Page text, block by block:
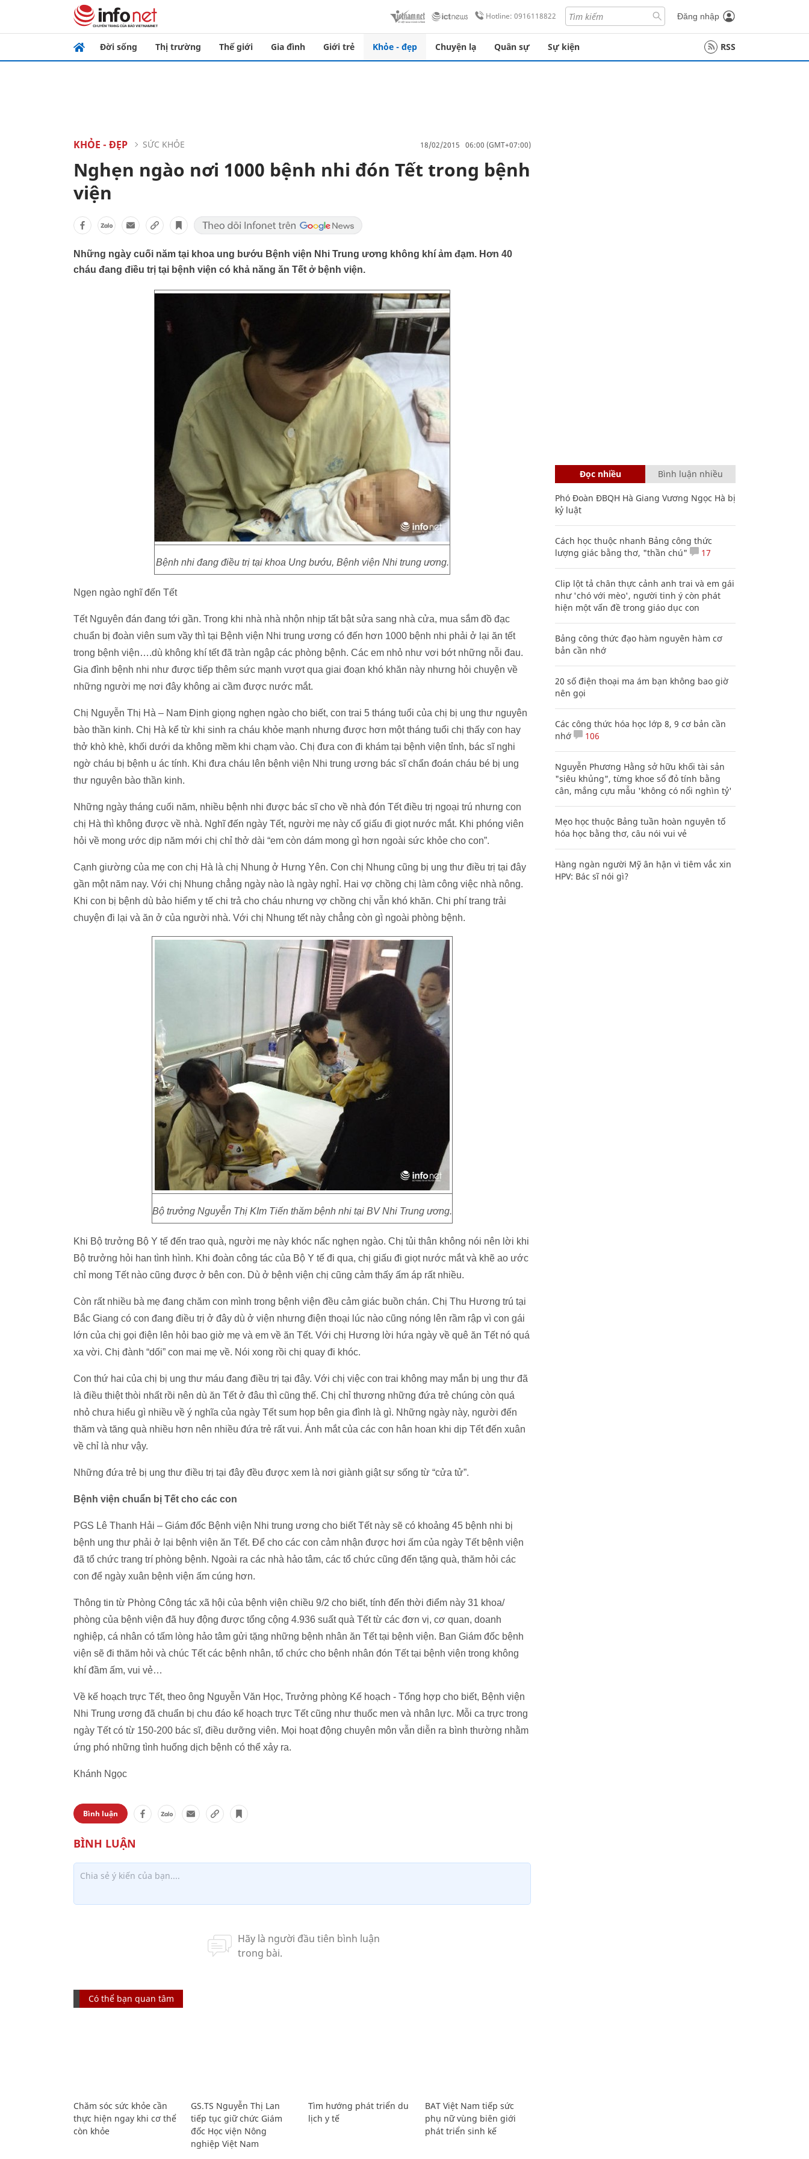
Hotline: 0916118822 Đăng nhập
Đời sống Thị trường Thế giới Gia đình Giới trẻ Khỏe - đẹp Chuyện lạ Quân sự Sự kiện RSS
KHỎE - ĐẸP SỨC KHỎE 18/02/2015 06:00 (GMT+07:00)
Nghẹn ngào nơi 1000 bệnh nhi đón Tết trong bệnh
viện
Những ngày cuối năm tại khoa ung bướu Bệnh viện Nhi Trung ương không khí ảm đạm. Hơn 40
cháu đang điều trị tại bệnh viện có khả năng ăn Tết ở bệnh viện.
Bệnh nhi đang điều trị tại khoa Ung bướu, Bệnh viện Nhi trung ương.
Ngẹn ngào nghĩ đến Tết
Tết Nguyên đán đang tới gần. Trong khi nhà nhà nhộn nhịp tất bật sửa sang nhà cửa, mua sắm đồ đạc
chuẩn bị đoàn viên sum vầy thì tại Bệnh viện Nhi trung ương có đến hơn 1000 bệnh nhi phải ở lại ăn tết
trong bệnh viện….dù không khí tết đã tràn ngập các phòng bệnh. Các em nhỏ như vơi bớt những nỗi đau.
Gia đình bệnh nhi như được tiếp thêm sức mạnh vượt qua giai đoạn khó khăn này nhưng hỏi chuyện về
những người mẹ nơi đây không ai cầm được nước mắt.
Chị Nguyễn Thị Hà – Nam Định giọng nghẹn ngào cho biết, con trai 5 tháng tuổi của chị bị ung thư nguyên
bào thần kinh. Chị Hà kể từ khi sinh ra cháu khỏe mạnh nhưng được hơn một tháng tuổi chị thấy con hay
thở khò khè, khối dưới da không mềm khi chạm vào. Chị đưa con đi khám tại bệnh viện tỉnh, bác sĩ nghi
ngờ cháu bị bệnh u ác tính. Khi đưa cháu lên bệnh viện Nhi trung ương bác sĩ chẩn đoán cháu bé bị ung
thư nguyên bào thần kinh.
Những ngày tháng cuối năm, nhiều bệnh nhi được bác sĩ cho về nhà đón Tết điều trị ngoại trú nhưng con
chị Hà thì không được về nhà. Nghĩ đến ngày Tết, người mẹ này cố giấu đi giọt nước mắt. Khi phóng viên
hỏi về mong ước dịp năm mới chị chỉ thở dài “em còn dám mong gì hơn ngoài sức khỏe cho con”.
Cạnh giường của mẹ con chị Hà là chị Nhung ở Hưng Yên. Con chị Nhung cũng bị ung thư điều trị tại đây
gần một năm nay. Với chị Nhung chẳng ngày nào là ngày nghỉ. Hai vợ chồng chị làm công việc nhà nông.
Khi con bị bệnh dù bảo hiểm y tế chi trả cho cháu nhưng vợ chồng chị vẫn khó khăn. Chi phí trang trải
chuyện đi lại và ăn ở của người nhà. Với chị Nhung tết này chẳng còn gì ngoài phòng bệnh.
Bộ trưởng Nguyễn Thị KIm Tiến thăm bệnh nhi tại BV Nhi Trung ương.
Khi Bộ trưởng Bộ Y tế đến trao quà, người mẹ này khóc nấc nghẹn ngào. Chị tủi thân không nói nên lời khi
Bộ trưởng hỏi han tình hình. Khi đoàn công tác của Bộ Y tế đi qua, chị giấu đi giọt nước mắt và khẽ ao ước
chỉ mong Tết nào cũng được ở bên con. Dù ở bệnh viện chị cũng cảm thấy ấm áp rất nhiều.
Còn rất nhiều bà mẹ đang chăm con mình trong bệnh viện đều cảm giác buồn chán. Chị Thu Hương trú tại
Bắc Giang có con đang điều trị ở đây dù ở viện nhưng điện thoại lúc nào cũng nóng lên rầm rập vì con gái
lớn của chị gọi điện lên hỏi bao giờ mẹ và em về ăn Tết. Với chị Hương lời hứa ngày về quê ăn Tết nó quá
xa vời. Chị đành “dối” con mai mẹ về. Nói xong rồi chị quay đi khóc.
Con thứ hai của chị bị ung thư máu đang điều trị tại đây. Với chị việc con trai không may mắn bị ung thư đã
là điều thiệt thòi nhất rồi nên dù ăn Tết ở đâu thì cũng thế. Chị chỉ thương những đứa trẻ chúng còn quá
nhỏ chưa hiểu gì nhiều về ý nghĩa của ngày Tết sum họp bên gia đình là gì. Những ngày này, người đến
thăm và tăng quà nhiều hơn nên nhiều đứa trẻ rất vui. Ánh mắt của các con hân hoan khi dịp Tết đến xuân
về chỉ là như vậy.
Những đứa trẻ bị ung thư điều trị tại đây đều được xem là nơi giành giật sự sống từ “cửa tử”.
Bệnh viện chuẩn bị Tết cho các con
PGS Lê Thanh Hải – Giám đốc Bệnh viện Nhi trung ương cho biết Tết này sẽ có khoảng 45 bệnh nhi bị
bệnh ung thư phải ở lại bệnh viện ăn Tết. Để cho các con cảm nhận được hơi ấm của ngày Tết bệnh viện
đã tổ chức trang trí phòng bệnh. Ngoài ra các nhà hảo tâm, các tổ chức cũng đến tặng quà, thăm hỏi các
con để ngày xuân bệnh viện ấm cúng hơn.
Thông tin từ Phòng Công tác xã hội của bệnh viện chiều 9/2 cho biết, tính đến thời điểm này 31 khoa/
phòng của bệnh viện đã huy động được tổng cộng 4.936 suất quà Tết từ các đơn vị, cơ quan, doanh
nghiệp, cá nhân có tấm lòng hảo tâm gửi tặng những bệnh nhân ăn Tết tại bệnh viện. Ban Giám đốc bệnh
viện sẽ đi thăm hỏi và chúc Tết các bệnh nhân, tổ chức cho bệnh nhân đón Tết tại bệnh viện trong không
khí đầm ấm, vui vẻ…
Về kế hoạch trực Tết, theo ông Nguyễn Văn Học, Trưởng phòng Kế hoạch - Tổng hợp cho biết, Bệnh viện
Nhi Trung ương đã chuẩn bị chu đáo kế hoạch trực Tết cũng như thuốc men và nhân lực. Mỗi ca trực trong
ngày Tết có từ 150-200 bác sĩ, điều dưỡng viên. Mọi hoạt động chuyên môn vẫn diễn ra bình thường nhằm
ứng phó những tình huống dịch bệnh có thể xảy ra.
Khánh Ngọc
Bình luận
Có thể bạn quan tâm
Chăm sóc sức khỏe cần
thực hiện ngay khi cơ thể
còn khỏe
GS.TS Nguyễn Thị Lan
tiếp tục giữ chức Giám
đốc Học viện Nông
nghiệp Việt Nam
Tìm hướng phát triển du
lịch y tế
BAT Việt Nam tiếp sức
phụ nữ vùng biên giới
phát triển sinh kế
Đọc nhiều Bình luận nhiều
Phó Đoàn ĐBQH Hà Giang Vương Ngọc Hà bị
kỷ luật
Cách học thuộc nhanh Bảng công thức
lượng giác bằng thơ, "thần chú"
17
Clip lột tả chân thực cảnh anh trai và em gái
như 'chó với mèo', người tinh ý còn phát
hiện một vấn đề trong giáo dục con
Bảng công thức đạo hàm nguyên hàm cơ
bản cần nhớ
20 số điện thoại ma ám bạn không bao giờ
nên gọi
Các công thức hóa học lớp 8, 9 cơ bản cần
nhớ
106
Nguyễn Phương Hằng sở hữu khối tài sản
"siêu khủng", từng khoe sổ đỏ tính bằng
cân, mắng cựu mẫu 'không có nổi nghìn tỷ'
Mẹo học thuộc Bảng tuần hoàn nguyên tố
hóa học bằng thơ, câu nói vui vẻ
Hàng ngàn người Mỹ ân hận vì tiêm vắc xin
HPV: Bác sĩ nói gì?